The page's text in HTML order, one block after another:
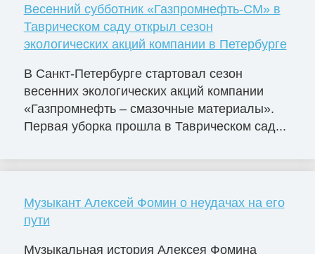
Весенний субботник «Газпромнефть-СМ» в
Таврическом саду открыл сезон
экологических акций компании в Петербурге
В Санкт-Петербурге стартовал сезон
весенних экологических акций компании
«Газпромнефть – смазочные материалы».
Первая уборка прошла в Таврическом сад...
Музыкант Алексей Фомин о неудачах на его
пути
Музыкальная история Алексея Фомина